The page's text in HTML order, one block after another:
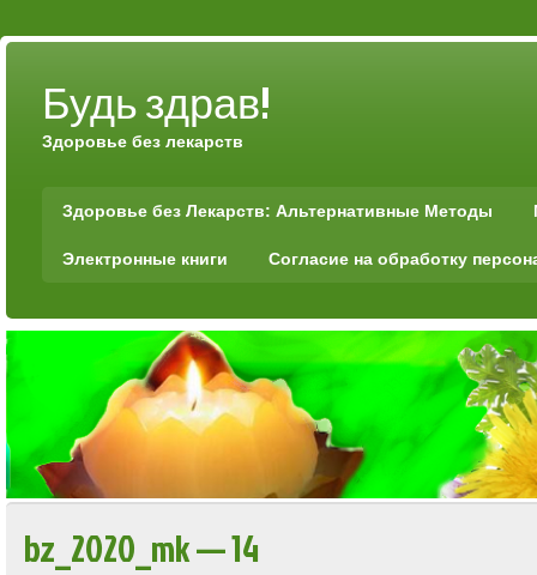
Будь здрав!
Здоровье без лекарств
Здоровье без Лекарств: Альтернативные Методы
Электронные книги Согласие на обработку
bz_2020_mk — 14